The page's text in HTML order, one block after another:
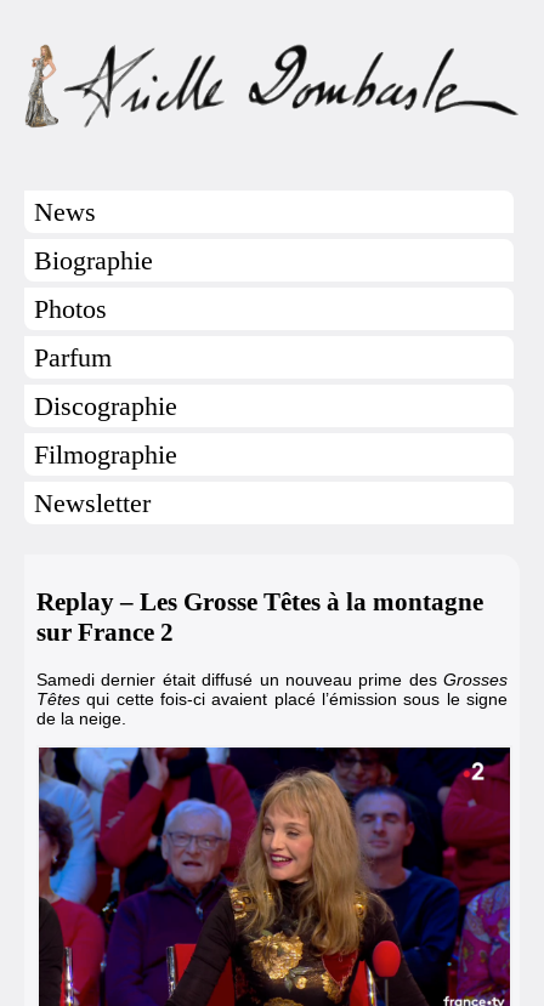
News
Biographie
Photos
Parfum
Discographie
Filmographie
Newsletter
Replay – Les Grosse Têtes à la montagne
sur France 2
Samedi dernier était diffusé un nouveau prime des Grosses
Têtes qui cette fois-ci avaient placé l’émission sous le signe
de la neige.